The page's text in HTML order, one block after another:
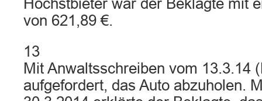
Höchstbieter war der Beklagte mit
von 621,89 €.
13
Mit Anwaltsschreiben vom 13.3.14
aufgefordert, das Auto abzuholen.